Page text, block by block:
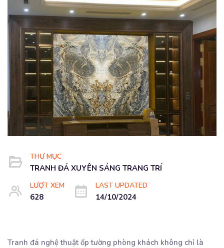
THƯ MỤC
TRANH ĐÁ XUYÊN SÁNG TRANG TRÍ
LƯỢT XEM
628
LAST UPDATED
14/10/2024
Tranh đá nghệ thuật ốp tường phòng khách không chỉ là